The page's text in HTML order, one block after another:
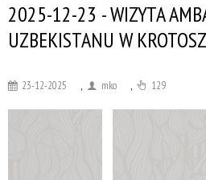
2025-12-23 - WIZYTA
UZBEKISTANU W
23-12-2025 mko 129